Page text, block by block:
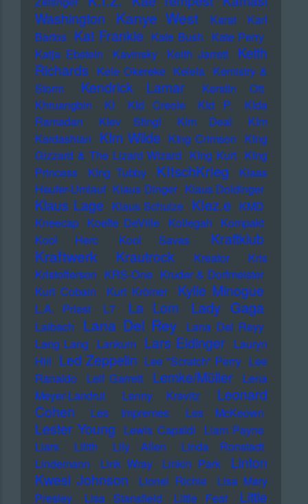
Washington
Kanye West Karat
Karl
Bartos Kat Frankie Kate Bush Kate Perry
Katja Ebstein
Kavinsky Keith Jarrett
Keith
Richards Kele Okereke Kelela Kemistry &
Storm
Kendrick Lamar
Kerstin Ott
Khruangbin
KI KId Creole KId P.
KIda
Ramadan
KIev Stingl KIm Deal
KIm
Kardashian KIm Wilde KIng Crimson KIng
Gizzard & The Lizard Wizard KIng Kurt KIng
Princess
KIng Tubby KItschKrieg
Klaas
Heufer-Umlauf Klaus Dinger Klaus Doldinger
Klaus Lage Klaus Schulze Klez.e KMD
Kneecap Koefte DeVille Kollegah Kompakt
Kool Herc
Kool Savas Kraftklub
Kraftwerk Krautrock Kreator
Kris
Kristofferson KRS-One Kruder & Dorfmeister
Kurt Cobain
Kurt Krömer Kylie Minogue
L.A. Priest L7 La Lom Lady Gaga
Laibach Lana Del Rey
Lana Del Reyy
Lang Lang Lankum Lars Eidinger Lauryn
Hill Led Zeppelin Lee "Scratch" Perry Lee
Ranaldo
Leif Garrett Lemke/Müller
Lena
Meyer-Landrut
Lenny Kravitz
Leonard
Cohen
Les Impremes Les McKeown
Lester Young Lewis Capaldi Liam Payne
Liars
Lilith Lily Allen
Linda Ronstadt
Lindemann
Link Wray Linkin Park
Linton
Kwesi Johnson
Lionel Richie
Lisa Mary
Presley
Lisa Stansfield Little Feat
Little